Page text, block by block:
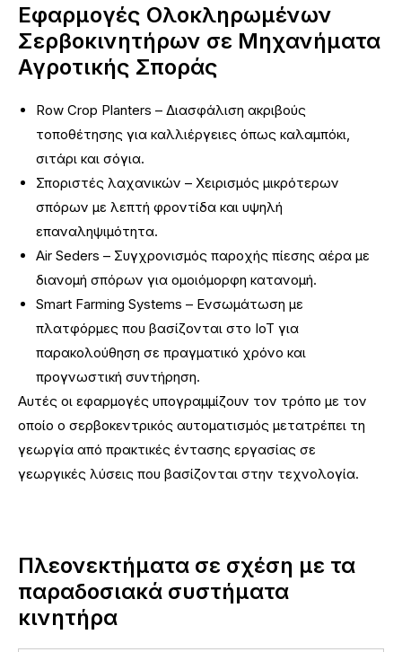
Εφαρμογές Ολοκληρωμένων
Σερβοκινητήρων σε Μηχανήματα
Αγροτικής Σποράς
Row Crop Planters – Διασφάλιση ακριβούς
τοποθέτησης για καλλιέργειες όπως καλαμπόκι,
σιτάρι και σόγια.
Σποριστές λαχανικών – Χειρισμός μικρότερων
σπόρων με λεπτή φροντίδα και υψηλή
επαναληψιμότητα.
Air Seders – Συγχρονισμός παροχής πίεσης αέρα με
διανομή σπόρων για ομοιόμορφη κατανομή.
Smart Farming Systems – Ενσωμάτωση με
πλατφόρμες που βασίζονται στο IoT για
παρακολούθηση σε πραγματικό χρόνο και
προγνωστική συντήρηση.
Αυτές οι εφαρμογές υπογραμμίζουν τον τρόπο με τον
οποίο ο σερβοκεντρικός αυτοματισμός μετατρέπει τη
γεωργία από πρακτικές έντασης εργασίας σε
γεωργικές λύσεις που βασίζονται στην τεχνολογία.
Πλεονεκτήματα σε σχέση με τα
παραδοσιακά συστήματα
κινητήρα